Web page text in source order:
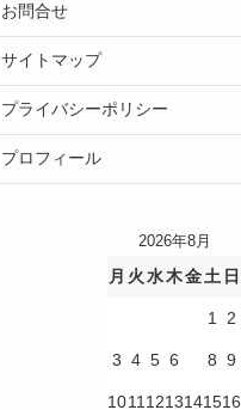
お問合せ
サイトマップ
プライバシーポリシー
プロフィール
2026年8月
月 火水木金土 日
1 2
3 4 5 6 8 9
1011 1213141516